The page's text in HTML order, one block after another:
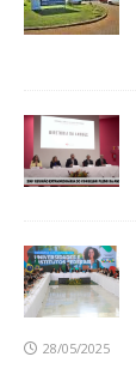
28/05/2025